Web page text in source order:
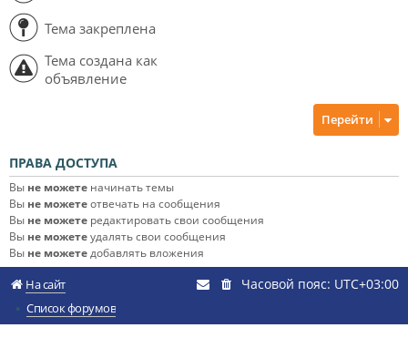
Тема закреплена
Тема создана как
объявление
Перейти
ПРАВА ДОСТУПА
Вы не можете начинать темы
Вы не можетеотвечать на сообщения
Вы не можете редактировать свои сообщения
Вы не можетеудалять свои сообщения
Вы не можетедобавлять вложения
На сайт
Список форумов
Часовой пояс: UTC+03:00